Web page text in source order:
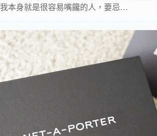
我本身就是很容易嘴饞的人，要忌…